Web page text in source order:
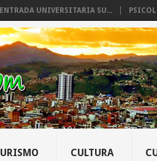
ENTRADA UNIVERSITARIA SU...
CULTURA